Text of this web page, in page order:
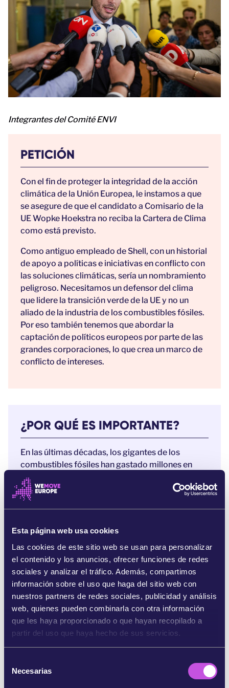
Esta página web usa cookies
Las cookies de este sitio web se usan para personalizar
el contenido y los anuncios, ofrecer funciones de redes
sociales y analizar el tráfico. Además, compartimos
información sobre el uso que haga del sitio web con
nuestros partners de redes sociales, publicidad y análisis
web, quienes pueden combinarla con otra información
que les haya proporcionado o que hayan recopilado a
partir del uso que haya hecho de sus servicios.
Necesarias
Integrantes del Comité ENVI
PETICIÓN
Con el fin de proteger la integridad de la acción
climática de la Unión Europea, le instamos a que
se asegure de que el candidato a Comisario de la
UE Wopke Hoekstra no reciba la Cartera de Clima
como está previsto.
Como antiguo empleado de Shell, con un historial
de apoyo a políticas e iniciativas en conflicto con
las soluciones climáticas, sería un nombramiento
peligroso. Necesitamos un defensor del clima
que lidere la transición verde de la UE y no un
aliado de la industria de los combustibles fósiles.
Por eso también tenemos que abordar la
captación de políticos europeos por parte de las
grandes corporaciones, lo que crea un marco de
conflicto de intereses.
¿POR QUÉ ES IMPORTANTE?
En las últimas décadas, los gigantes de los
combustibles fósiles han gastado millones en
grupos de presión para mantener a Europa
dependiente del gas mientras bloqueaban la
transición a las energías renovables. La industria
grandes tabacaleras: patrocina actos «verdes» de
investigaciones de dudosa fiabilidad que intentan
restar importancia a los peligros del cambio
climático.
La UE está dispuesta a entregar el control de
nuestra política climática a un antiguo empleado
de Shell que lleva tiempo anteponiendo los
beneficios al planeta.No se trata solo de impedir
que Hoekstra haga retroceder las medidas contra
libre de vínculos con los combustibles fósiles.